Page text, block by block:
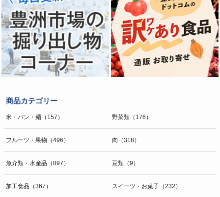
商品カテゴリー
米・パン・麺（157） 野菜類（176）
フルーツ・果物（496） 肉（318）
魚介類・水産品（897） 豆類（9）
加工食品（367） スイーツ・お菓子（232）